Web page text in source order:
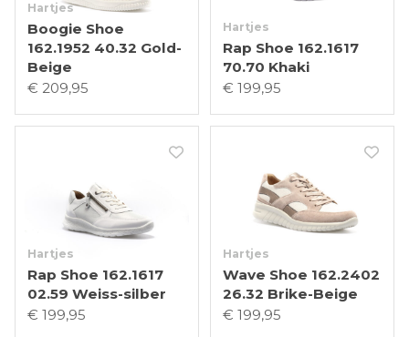
Hartjes
Boogie Shoe
162.1952 40.32 Gold-
Beige
€ 209,95
Hartjes
Rap Shoe 162.1617
70.70 Khaki
€ 199,95
Hartjes
Rap Shoe 162.1617
02.59 Weiss-silber
€ 199,95
Hartjes
Wave Shoe 162.2402
26.32 Brike-Beige
€ 199,95